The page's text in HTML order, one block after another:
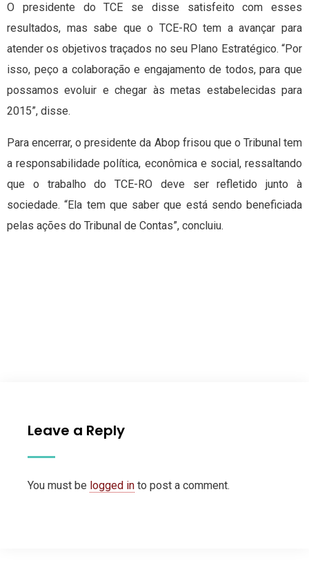
O presidente do TCE se disse satisfeito com esses
resultados, mas sabe que o TCE-RO tem a avançar para
atender os objetivos traçados no seu Plano Estratégico. “Por
isso, peço a colaboração e engajamento de todos, para que
possamos evoluir e chegar às metas estabelecidas para
2015”, disse.
Para encerrar, o presidente da Abop frisou que o Tribunal tem
a responsabilidade política, econômica e social, ressaltando
que o trabalho do TCE-RO deve ser refletido junto à
sociedade. “Ela tem que saber que está sendo beneficiada
pelas ações do Tribunal de Contas”, concluiu.
Leave a Reply
You must be logged in to post a comment.